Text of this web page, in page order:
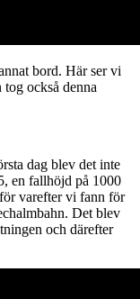
bord. Här ser vi
också denna
dag blev det inte
en fallhöjd på 1000
varefter vi fann för
Det blev
och därefter